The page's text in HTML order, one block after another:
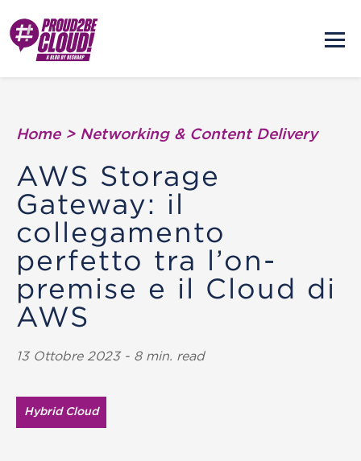
Home > Networking & Content Delivery
AWS Storage
Gateway: il
collegamento
perfetto tra l’on-
premise e il Cloud di
AWS
13 Ottobre 2023 - 8 min. read
Hybrid Cloud